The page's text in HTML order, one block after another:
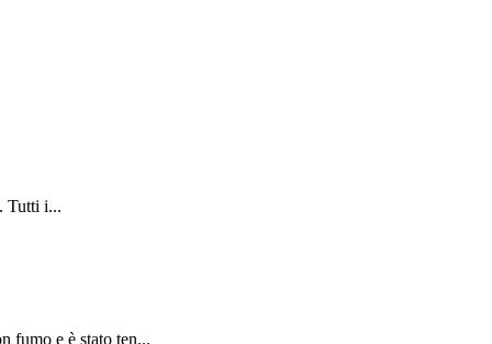
Tutti i...
fumo e è stato ten...